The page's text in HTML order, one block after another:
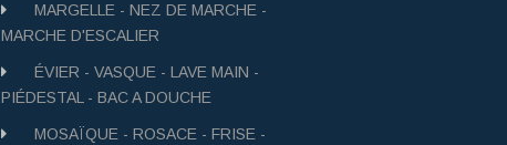
MARGELLE - NEZ DE MARCHE -
MARCHE D'ESCALIER
ÉVIER - VASQUE - LAVE MAIN -
PIÉDESTAL - BAC A DOUCHE
MOSAÏQUE - ROSACE - FRISE -